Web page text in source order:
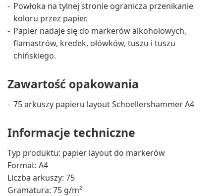
Powłoka na tylnej stronie ogranicza przenikanie
koloru przez papier.
Papier nadaje się do markerów alkoholowych,
flamastrów, kredek, ołówków, tuszu i tuszu
chińskiego.
Zawartość opakowania
75 arkuszy papieru layout Schoellershammer A4
Informacje techniczne
Typ produktu: papier layout do markerów
Format: A4
Liczba arkuszy: 75
Gramatura: 75 g/m²